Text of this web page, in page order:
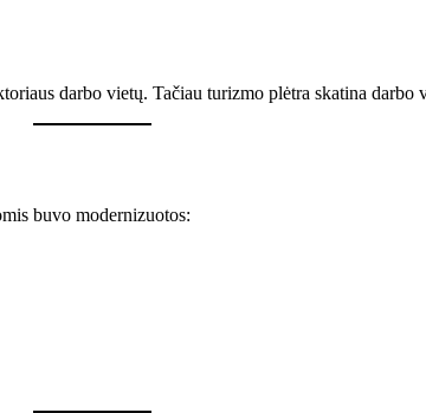
darbo vietų. Tačiau turizmo plėtra skatina
buvo modernizuotos: